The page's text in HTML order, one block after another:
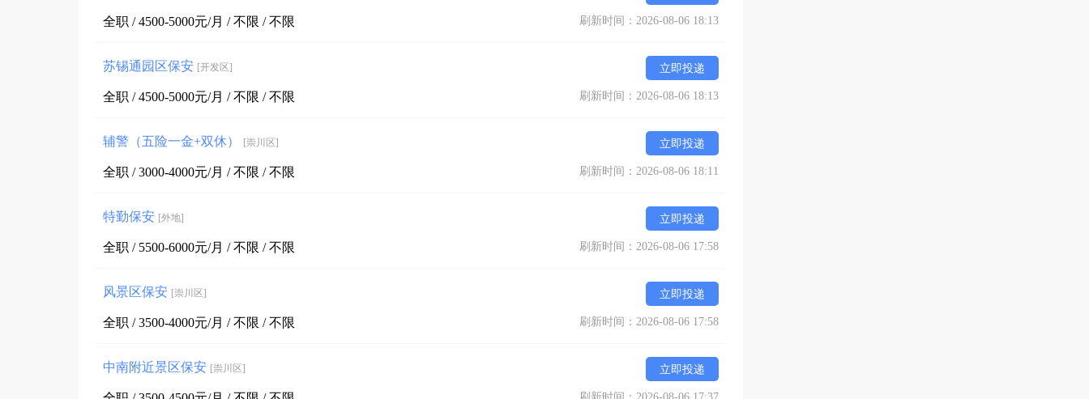
全职 / 4500-5000元/月 / 不限 / 不限 刷新时间：2026-08-06 18:13
苏锡通园区保安 [开发区] 立即投递
全职 / 4500-5000元/月 / 不限 / 不限 刷新时间：2026-08-06 18:13
辅警（五险一金+双休） [崇川区] 立即投递
全职 / 3000-4000元/月 / 不限 / 不限 刷新时间：2026-08-06 18:11
特勤保安 [外地] 立即投递
全职 / 5500-6000元/月 / 不限 / 不限 刷新时间：2026-08-06 17:58
风景区保安 [崇川区] 立即投递
全职 / 3500-4000元/月 / 不限 / 不限 刷新时间：2026-08-06 17:58
中南附近景区保安 [崇川区] 立即投递